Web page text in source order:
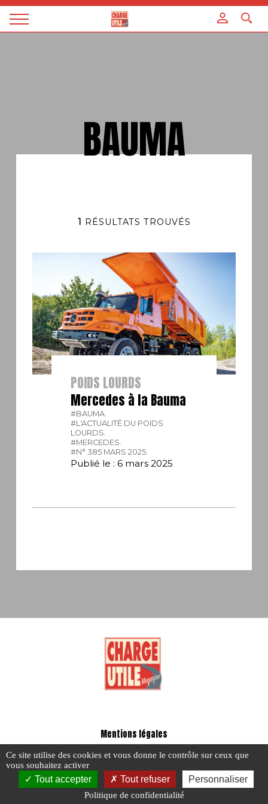
Magazine
BAUMA
1 RÉSULTATS TROUVÉS
POIDS LOURDS
Mercedes à la Bauma
#BAUMA.
#L'ACTUALITÉ DU POIDS
LOURDS.
#MERCEDES.
#N° 385 MARS 2025.
Publié le : 6 mars 2025
Mentions légales
-
Panneau de gestion des cookies
Ce site utilise des cookies et vous donne le contrôle sur ceux que
vous souhaitez activer
Tout accepter Tout refuser Personnaliser
Politique de confidentialité